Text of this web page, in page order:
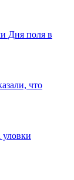
Дня поля в
что
уловки